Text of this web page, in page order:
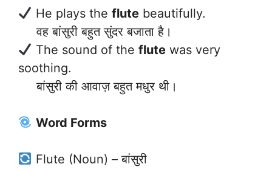
He plays the flutebeautifully.
वह बांसुरी बहुत सुंदर बजाता है।
The sound of the flutewas very
soothing.
बांसुरी की आवाज़ बहुत मधुर थी।
Word Forms
Flute (Noun) – बांसुरी